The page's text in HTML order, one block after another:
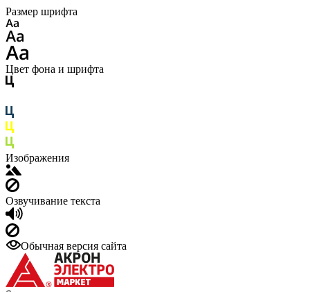
Размер шрифта
Цвет фона и шрифта
Изображения
Озвучивание текста
Обычная версия сайта